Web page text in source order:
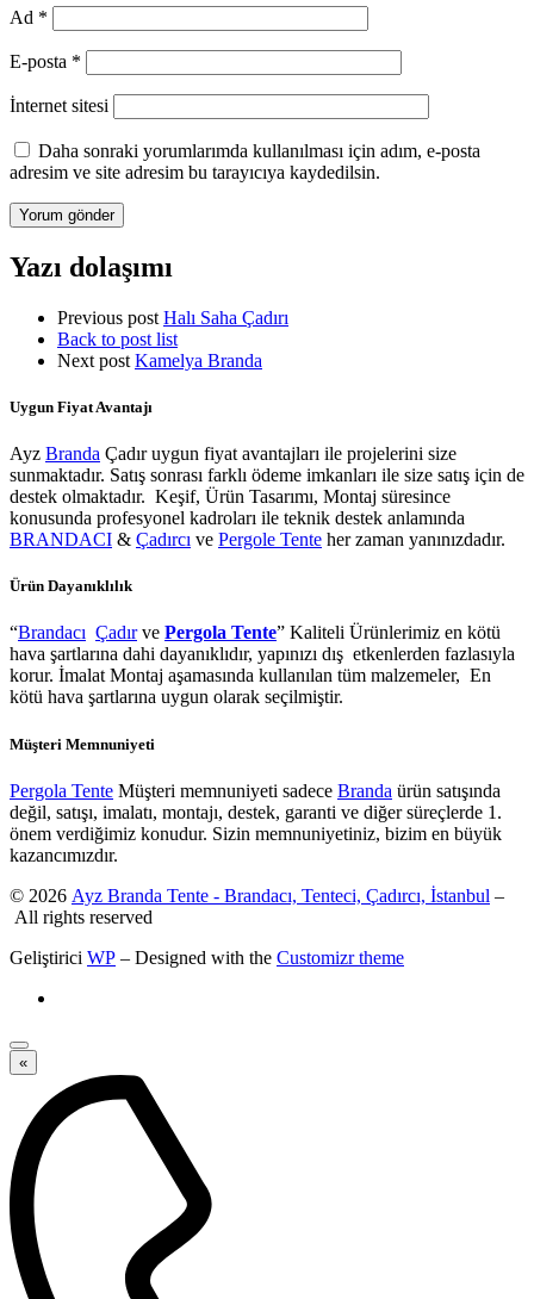
Ad *
E-posta *
İnternet sitesi
Daha sonraki yorumlarımda kullanılması için adım, e-posta
adresim ve site adresim bu tarayıcıya kaydedilsin.
Yazı dolaşımı
Previous post Halı Saha Çadırı
Back to post list
Next post Kamelya Branda
Uygun Fiyat Avantajı
Ayz Branda Çadır uygun fiyat avantajları ile projelerini size
sunmaktadır. Satış sonrası farklı ödeme imkanları ile size satış için de
destek olmaktadır. Keşif, Ürün Tasarımı, Montaj süresince
konusunda profesyonel kadroları ile teknik destek anlamında
BRANDACI & Çadırcı ve Pergole Tente her zaman yanınızdadır.
Ürün Dayanıklılık
“Brandacı Çadırve Pergola Tente” Kaliteli Ürünlerimiz en kötü
hava şartlarına dahi dayanıklıdır, yapınızı dış etkenlerden fazlasıyla
korur. İmalat Montaj aşamasında kullanılan tüm malzemeler, En
kötü hava şartlarına uygun olarak seçilmiştir.
Müşteri Memnuniyeti
Pergola Tente Müşteri memnuniyeti sadece Branda ürün satışında
değil, satışı, imalatı, montajı, destek, garanti ve diğer süreçlerde 1.
önem verdiğimiz konudur. Sizin memnuniyetiniz, bizim en büyük
kazancımızdır.
© 2026 Ayz Branda Tente - Brandacı, Tenteci, Çadırcı, İstanbul –
All rights reserved
Geliştirici WP – Designed with the Customizr theme
«